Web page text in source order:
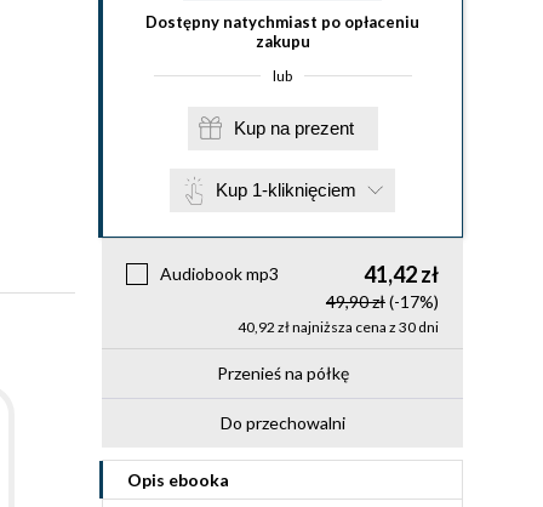
Dostępny natychmiast po opłaceniu
zakupu
lub
Kup na prezent
Kup 1-kliknięciem
Audiobook mp3 41,42 zł
49,90 zł(-17%)
40,92 zł najniższa cena z 30 dni
Przenieś na półkę
Do przechowalni
Opis ebooka